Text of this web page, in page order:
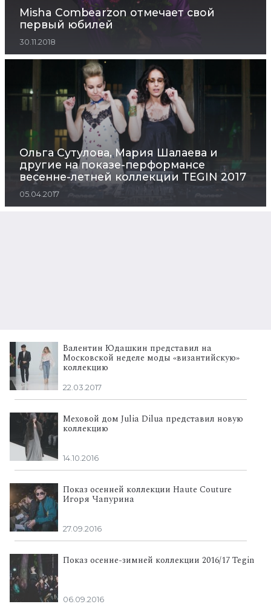
Misha Combearzon отмечает свой
первый юбилей
30.11.2018
Ольга Сутулова, Мария Шалаева и
другие на показе-перформансе
весенне-летней коллекции TEGIN 2017
05.04.2017
Валентин Юдашкин представил на
Московской неделе моды «византийскую»
коллекцию
22.03.2017
Меховой дом Julia Dilua представил новую
коллекцию
14.10.2016
Показ осенней коллекции Haute Couture
Игоря Чапурина
27.09.2016
Показ осенне-зимней коллекции 2016/17 Tegin
06.09.2016